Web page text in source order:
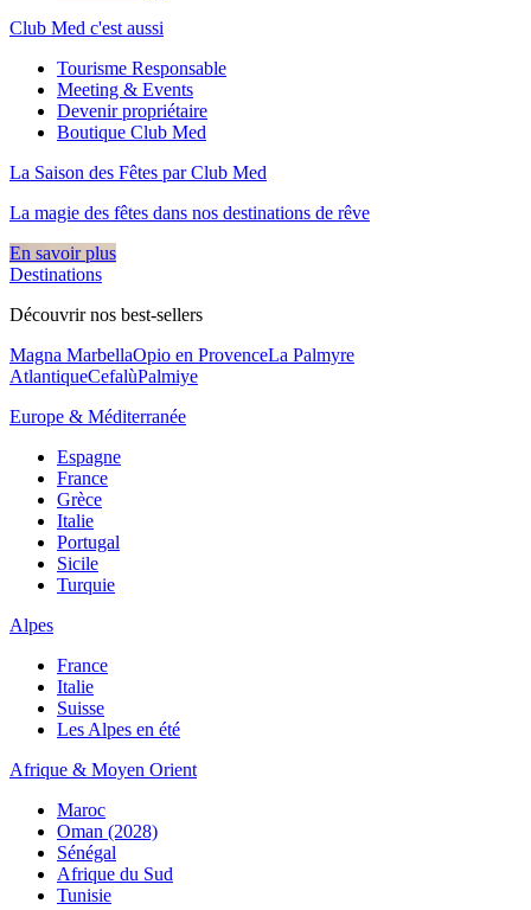
Club Med c'est aussi
Tourisme Responsable
Meeting & Events
Devenir propriétaire
Boutique Club Med
La Saison des Fêtes par Club Med
La magie des fêtes dans nos destinations de rêve​
En savoir plus
Destinations
Découvrir nos best-sellers
Magna MarbellaOpio en ProvenceLa Palmyre
AtlantiqueCefalùPalmiye
Europe & Méditerranée
Espagne
France
Grèce
Italie
Portugal
Sicile
Turquie
Alpes
France
Italie
Suisse
Les Alpes en été
Afrique & Moyen Orient
Maroc
Oman (2028)
Sénégal
Afrique du Sud
Tunisie